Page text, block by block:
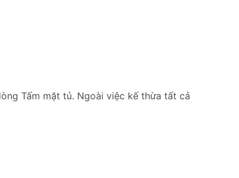
Tấm mặt tủ. Ngoài việc kế thừa tất cả